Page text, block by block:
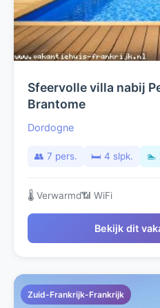
Sfeervolle villa nabij
Brantome
Dordogne
👥 7 pers. 🛏️ 4 slpk. 🏊
🌡️ Verwarmd📶 WiFi
Bekijk dit
Zuid-Frankrijk-Frankrijk